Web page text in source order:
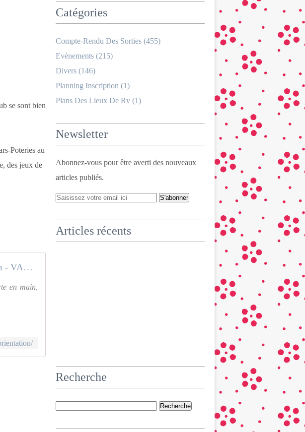
se sont bien
Poteries au
des jeux de
Course d'orientation - VALJOLY - VERT MARINE
en main,
Catégories
Compte-Rendu Des Sorties (455)
Evènements (215)
Divers (146)
Planning Inscription (1)
Plans Des Lieux De Rv (1)
Newsletter
Abonnez-vous pour être averti des nouveaux
articles publiés.
Articles récents
Recherche